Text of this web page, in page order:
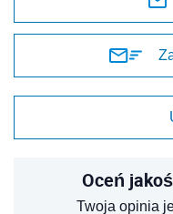
Oceń
Twoja opinia